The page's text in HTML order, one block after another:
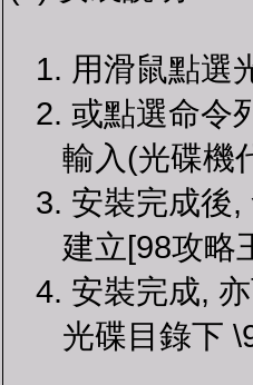
1. 用滑鼠點選
2. 或點選命令
輸入(光碟機
3. 安裝完成後,
建立[98攻略
4. 安裝完成,
光碟目錄下